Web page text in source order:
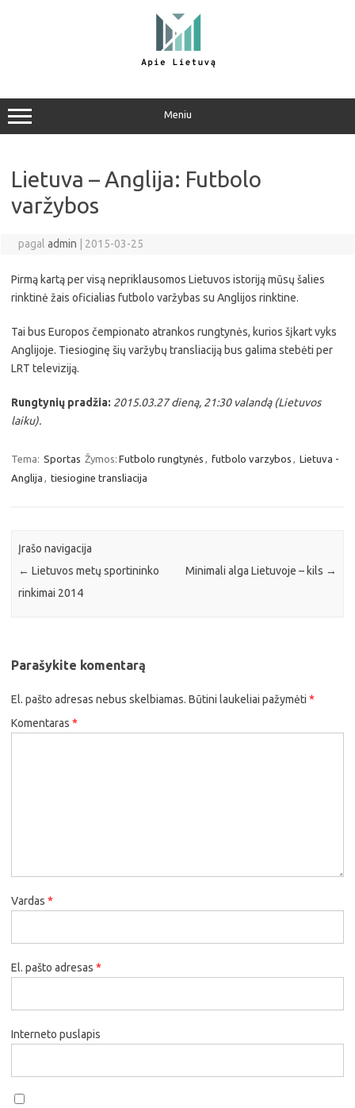
Meniu
Lietuva – Anglija: Futbolo
varžybos
pagal admin 2015-03-25
Pirmą kartą per visą nepriklausomos Lietuvos istoriją mūsų šalies
rinktinė žais oficialias futbolo varžybas su Anglijos rinktine.
Tai bus Europos čempionato atrankos rungtynės, kurios šįkart vyks
Anglijoje. Tiesioginę šių varžybų transliaciją bus galima stebėti per
LRT televiziją.
Rungtynių pradžia: 2015.03.27 dieną, 21:30 valandą (Lietuvos
laiku).
Tema: Sportas Žymos: Futbolo rungtynės , futbolo varzybos , Lietuva -
Anglija , tiesiogine transliacija
Įrašo navigacija
← Lietuvos metų sportininko
rinkimai 2014
Minimali alga Lietuvoje – kils →
Parašykite komentarą
El. pašto adresas nebus skelbiamas. Būtini laukeliai pažymėti *
Komentaras *
Vardas *
El. pašto adresas *
Interneto puslapis